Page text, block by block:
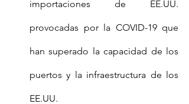
importaciones de EE.UU.
provocadas por la COVID-19 que
han superado la capacidad de los
puertos y la infraestructura de los
EE.UU.